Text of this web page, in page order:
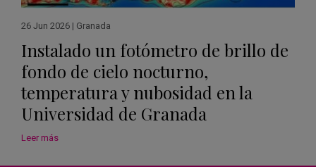
26 Jun 2026 | Granada
Instalado un fotómetro de brillo de
fondo de cielo nocturno,
temperatura y nubosidad en la
Universidad de Granada
Leer más